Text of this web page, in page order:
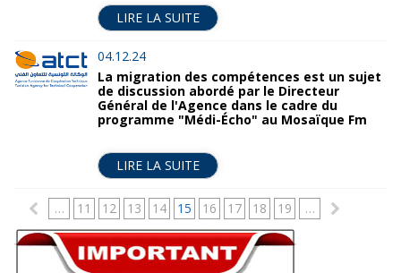
LIRE LA SUITE
04.12.24
La migration des compétences est un sujet
de discussion abordé par le Directeur
Général de l'Agence dans le cadre du
programme "Médi-Écho" au Mosaïque Fm
LIRE LA SUITE
a
g
… 11 12 13 14 15 16 17 18 19 …